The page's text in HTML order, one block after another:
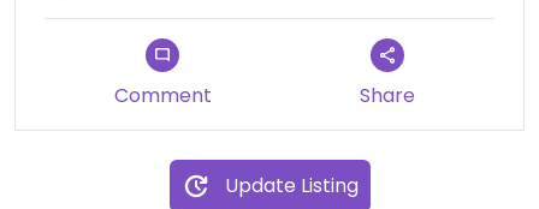
che cerco, in tal caso si può richiedere qualcosa,
davvero molto fornito nonostante sia piccolo (tra
cui molte cose zero waste/plastic free) tutto di
ottima qualità. commesse molto disponibili e
gentili
Updated from previous review on 2023-05-22
Comment Share
Update Listing